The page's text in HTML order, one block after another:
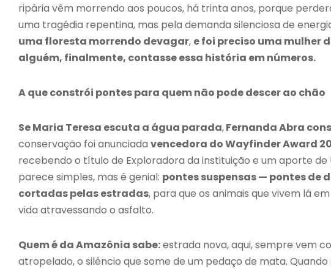
ripária vêm morrendo aos poucos, há trinta anos, porque
uma tragédia repentina, mas pela demanda silenciosa de
uma floresta morrendo devagar, e foi preciso uma mulher
alguém, finalmente, contasse essa história em números.
A que constrói pontes para quem não pode descer ao chão
Se Maria Teresa escuta a água parada,Fernanda Abra
conservação foi anunciada vencedora do Wayfinder Award
recebendo o título de Exploradora da instituição e um aporte
parece simples, mas é genial: pontes suspensas — pontes de
cortadas pelas estradas, para que os animais que vivem lá
vida atravessando o asfalto.
Quem é da Amazônia sabe:estrada nova, aqui, sempre vem
atropelado, o silêncio que some de um pedaço de mata.